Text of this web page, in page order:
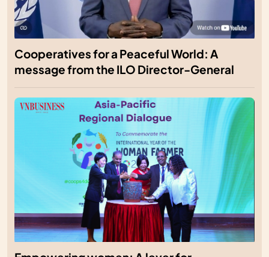
Cooperatives for a Peaceful World: A
message from the ILO Director-General